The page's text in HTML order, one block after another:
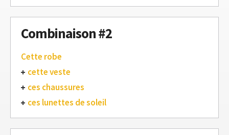
Combinaison #2
Cette robe
cette veste
ces chaussures
ces lunettes de soleil